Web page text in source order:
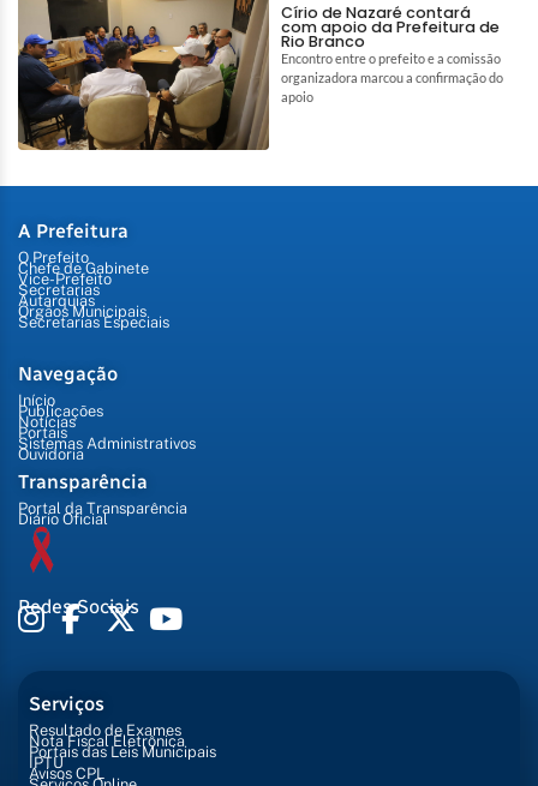
Círio de Nazaré contará
com apoio da Prefeitura de
Rio Branco
Encontro entre o prefeito e a comissão
organizadora marcou a confirmação do
apoio
A Prefeitura
O Prefeito
Chefe de Gabinete
Vice-Prefeito
Secretarias
Autarquias
Órgãos Municipais
Secretarias Especiais
Navegação
Início
Publicações
Notícias
Portais
Sistemas Administrativos
Ouvidoria
Transparência
Portal da Transparência
Diário Oficial
Redes Sociais
Serviços
Resultado de Exames
Nota Fiscal Eletrônica
Portais das Leis Municipais
IPTU
Avisos CPL